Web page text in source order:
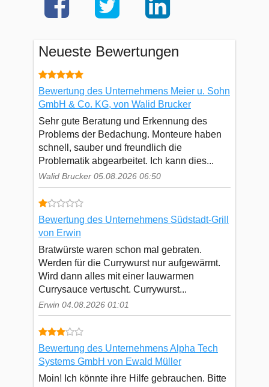
Neueste Bewertungen
Bewertung des Unternehmens Meier u. Sohn
GmbH & Co. KG, von Walid Brucker
Sehr gute Beratung und Erkennung des
Problems der Bedachung. Monteure haben
schnell, sauber und freundlich die
Problematik abgearbeitet. Ich kann dies...
Walid Brucker 05.08.2026 06:50
Bewertung des Unternehmens Südstadt-Grill
von Erwin
Bratwürste waren schon mal gebraten.
Werden für die Currywurst nur aufgewärmt.
Wird dann alles mit einer lauwarmen
Currysauce vertuscht. Currywurst...
Erwin 04.08.2026 01:01
Bewertung des Unternehmens Alpha Tech
Systems GmbH von Ewald Müller
Moin! Ich könnte ihre Hilfe gebrauchen. Bitte